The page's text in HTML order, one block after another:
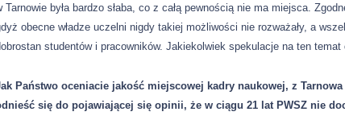
Tarnowie była bardzo słaba, co z całą pewnością nie ma miejsca.
obecne władze uczelni nigdy takiej możliwości nie rozważały, a
studentów i pracowników. Jakiekolwiek spekulacje na ten
Państwo oceniacie jakość miejscowej kadry naukowej, z
się do pojawiającej się opinii, że w ciągu 21 lat PWSZ nie